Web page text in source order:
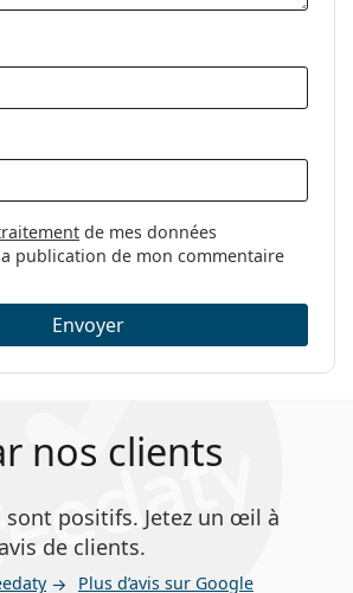
de mes données
publication de mon commentaire
Envoyer
nos clients
sont positifs. Jetez un œil à
de clients.
Plus d’avis sur Google